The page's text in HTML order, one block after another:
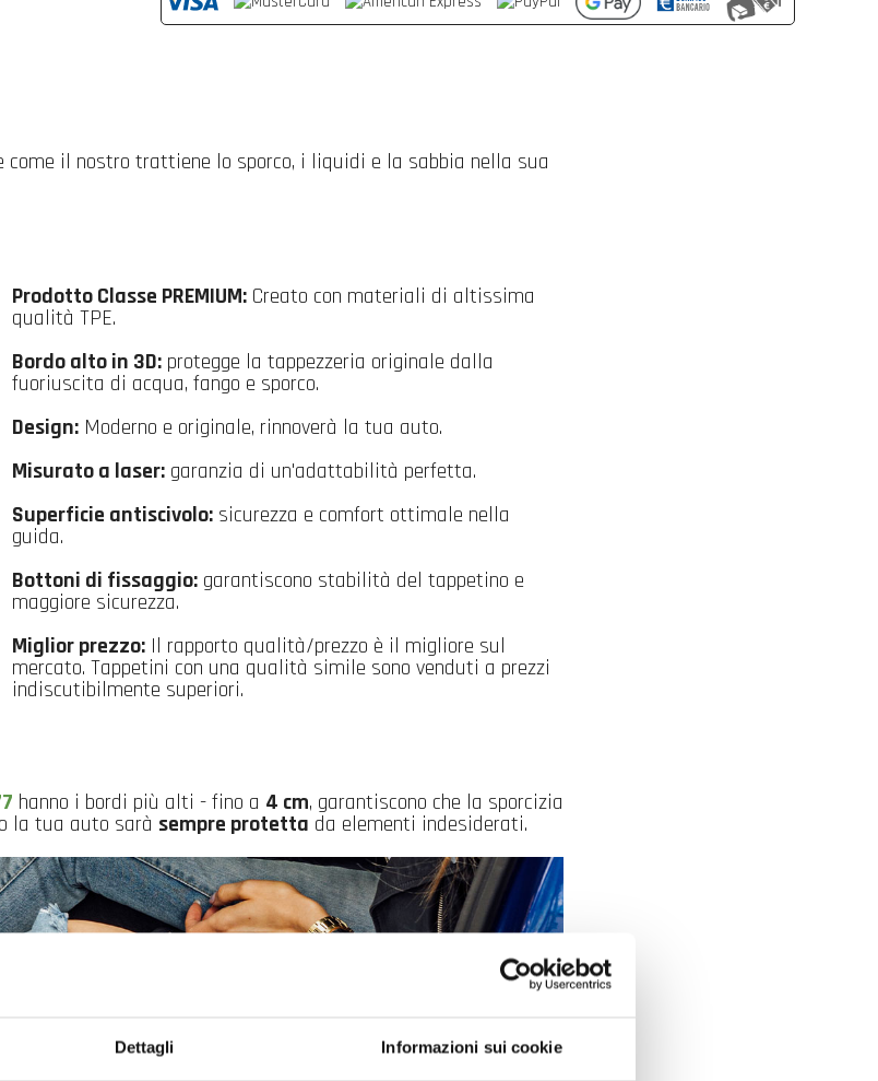
Dettagli Informazioni sui cookie
come il nostro trattiene lo sporco, i liquidi e la sabbia nella sua
Prodotto Classe PREMIUM:Creato con materiali di altissima
qualità TPE.
Bordo alto in 3D:protegge la tappezzeria originale dalla
fuoriuscita di acqua, fango e sporco.
Design:Moderno e originale, rinnoverà la tua auto.
Misurato a laser:garanzia di un'adattabilità perfetta.
Superficie antiscivolo:sicurezza e comfort ottimale nella
guida.
Bottoni di fissaggio:garantiscono stabilità del tappetino e
maggiore sicurezza.
Miglior prezzo:Il rapporto qualità/prezzo è il migliore sul
mercato. Tappetini con una qualità simile sono venduti a prezzi
indiscutibilmente superiori.
hanno i bordi più alti - fino a 4 cm, garantiscono che la sporcizia
la tua auto sarà sempre protetta da elementi indesiderati.